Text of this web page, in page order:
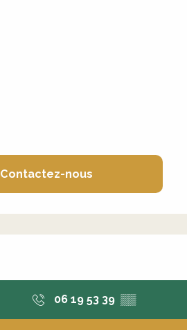
Contactez-nous
06 19 53 39 ▒▒